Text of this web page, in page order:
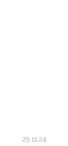
29.11.24